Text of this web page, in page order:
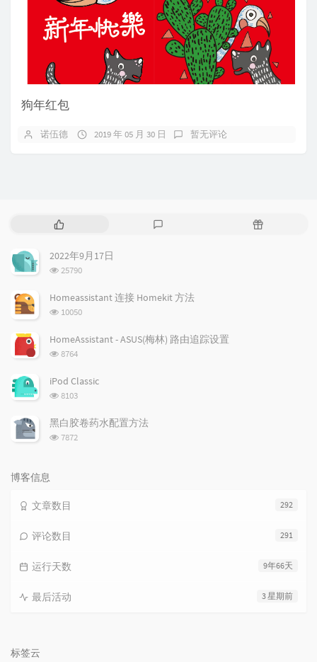
狗年红包
诺伍德 2019 年 05 月 30 日 暂无评论
热
文
章
随
2022年9月17日
浏
次
25790
Homeassistant 连接 Homekit 方法
浏
次
10050
HomeAssistant - ASUS(梅林) 路由追踪设置
浏
次
8764
iPod Classic
浏
次
数:
8103
黑白胶卷药水配置方法
浏
7872
博客信息
292
文章数目
291
评论数目
9年66天
运行天数
3 星期前
最后活动
标签云